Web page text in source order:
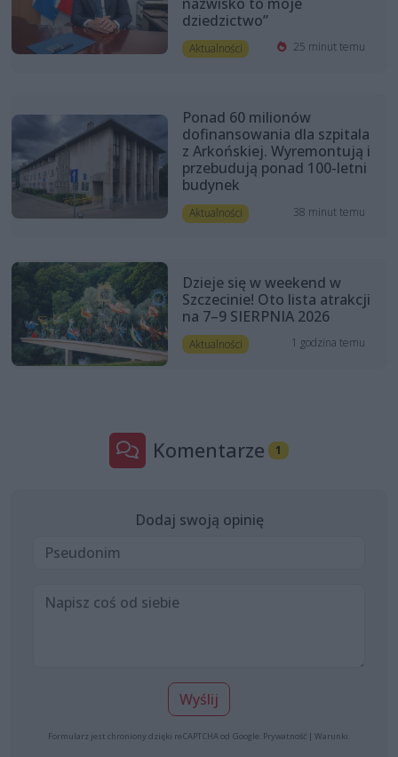
dziedzictwo”
Aktualności 25 minut temu
Ponad 60 milionów
dofinansowania dla szpitala
z Arkońskiej. Wyremontują i
przebudują ponad 100-letni
budynek
Aktualności 38 minut temu
Dzieje się w weekend w
Szczecinie! Oto lista atrakcji
na 7–9 SIERPNIA 2026
Aktualności 1 godzina temu
Komentarze 1
Dodaj swoją opinię
Wyślij
Formularz jest chroniony dzięki reCAPTCHA od Google: Prywatność | Warunki